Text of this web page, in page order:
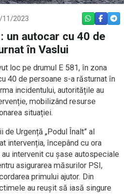
11/2023 WHATSAPP
un autocar cu 40 de
în Vaslui
loc pe drumul E 581, în zona
40 de persoane s-a răsturnat în
incidentului, autoritățile au
mobilizând resurse
situației.
Urgență „Podul Înalt” al
intervenția, începând cu ora
intervenit cu șase autospeciale
asigurarea măsurilor PSI,
primului ajutor. Din
au reușit să iasă singure